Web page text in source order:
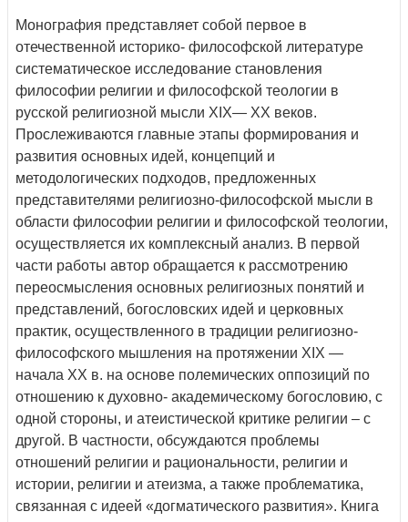
Монография представляет собой первое в
отечественной историко- философской литературе
систематическое исследование становления
философии религии и философской теологии в
русской религиозной мысли XIX— XX веков.
Прослеживаются главные этапы формирования и
развития основных идей, концепций и
методологических подходов, предложенных
представителями религиозно-философской мысли в
области философии религии и философской теологии,
осуществляется их комплексный анализ. В первой
части работы автор обращается к рассмотрению
переосмысления основных религиозных понятий и
представлений, богословских идей и церковных
практик, осуществленного в традиции религиозно-
философского мышления на протяжении XIX —
начала XX в. на основе полемических оппозиций по
отношению к духовно- академическому богословию, с
одной стороны, и атеистической критике религии – с
другой. В частности, обсуждаются проблемы
отношений религии и рациональности, религии и
истории, религии и атеизма, а также проблематика,
связанная с идеей «догматического развития». Книга